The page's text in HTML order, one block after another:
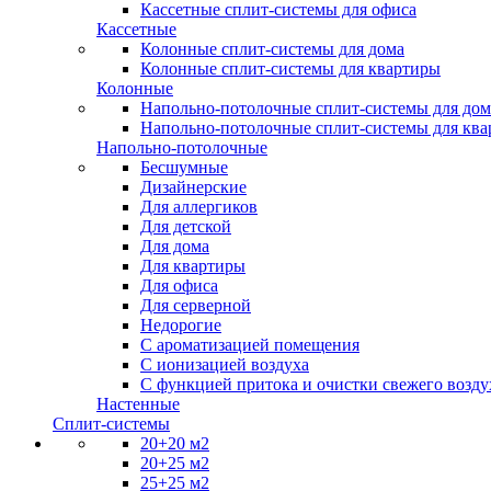
Кассетные сплит-системы для офиса
Кассетные
Колонные сплит-системы для дома
Колонные сплит-системы для квартиры
Колонные
Напольно-потолочные сплит-системы для
Напольно-потолочные сплит-системы для
Напольно-потолочные
Бесшумные
Дизайнерские
Для аллергиков
Для детской
Для дома
Для квартиры
Для офиса
Для серверной
Недорогие
С ароматизацией помещения
С ионизацией воздуха
С функцией притока и очистки свежего
Настенные
Сплит-системы
20+20 м2
20+25 м2
25+25 м2